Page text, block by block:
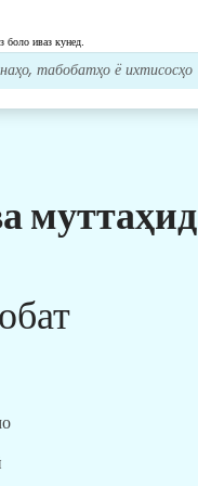
боло иваз кунед.
муттаҳид